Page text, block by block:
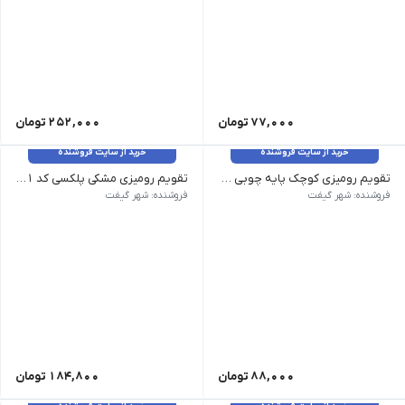
77,000 تومان 252,000 تومان
خرید از سایت فروشنده
تقویم رومیزی کوچک پایه چوبی کد TA-SH070
فروشنده: شهر گیفت
88,000 تومان
خرید از سایت فروشنده
تقویم رومیزی مشکی پلکسی کد TA-sh81
فروشنده: شهر گیفت
184,800 تومان